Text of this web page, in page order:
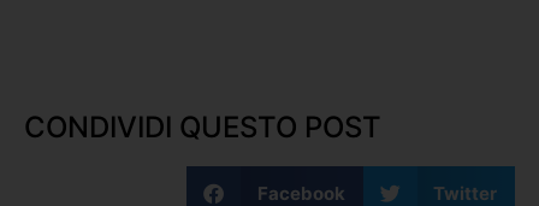
CONDIVIDI QUESTO POST
Facebook Twitter